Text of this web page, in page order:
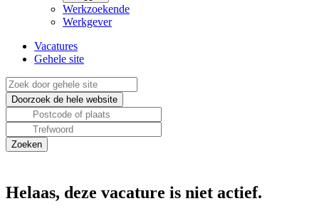
Werkzoekende
Werkgever
Vacatures
Gehele site
Helaas, deze vacature is niet actief.